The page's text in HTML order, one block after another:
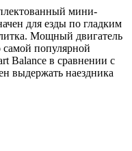
мини-
для езды по гладким
Мощный двигатель
самой популярной
Balance в сравнении с
выдержать наездника